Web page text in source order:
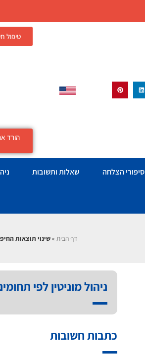
טיפול
הורד
סיפורי הצלחה שאלות ותשובות
דף הבית »שינוי תוצאות
ניהול מוניטין לפי
כתבות חשובות